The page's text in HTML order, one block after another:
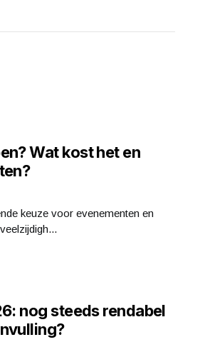
Wat kost het en
keuze voor evenementen en
nog steeds rendabel